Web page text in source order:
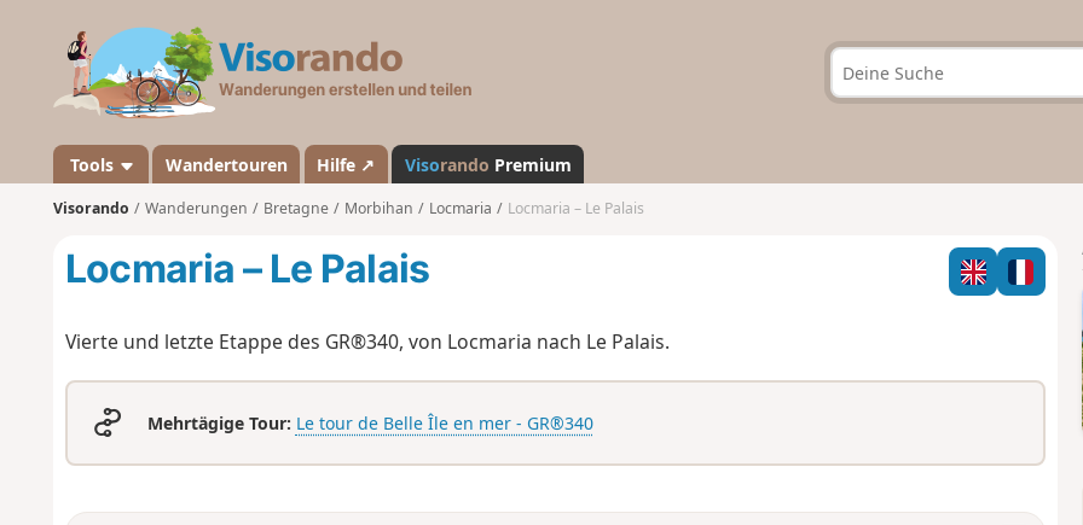
a
n
d
Tools Wandertouren Hilfe ↗ Visorando Premium
Visorando Wanderungen Bretagne Morbihan Locmaria Locmaria – Le Palais
Locmaria – Le Palais
Vierte und letzte Etappe des GR®340, von Locmaria nach Le Palais.
Mehrtägige Tour: Le tour de Belle Île en mer - GR®340